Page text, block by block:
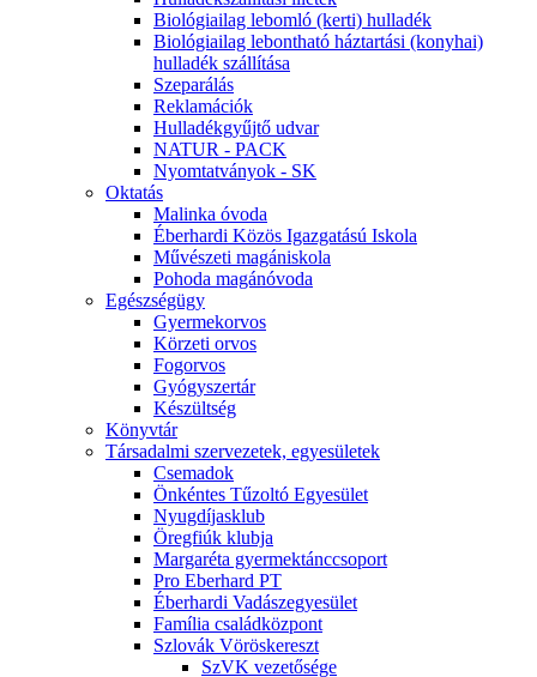
Biológiailag lebomló (kerti) hulladék
Biológiailag lebontható háztartási (konyhai)
hulladék szállítása
Szeparálás
Reklamációk
Hulladékgyűjtő udvar
NATUR - PACK
Nyomtatványok - SK
Oktatás
Malinka óvoda
Éberhardi Közös Igazgatású Iskola
Művészeti magániskola
Pohoda magánóvoda
Egészségügy
Gyermekorvos
Körzeti orvos
Fogorvos
Gyógyszertár
Készültség
Könyvtár
Társadalmi szervezetek, egyesületek
Csemadok
Önkéntes Tűzoltó Egyesület
Nyugdíjasklub
Öregfiúk klubja
Margaréta gyermektánccsoport
Pro Eberhard PT
Éberhardi Vadászegyesület
Família családközpont
Szlovák Vöröskereszt
SzVK vezetősége